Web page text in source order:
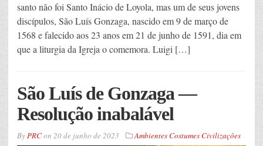
santo não foi Santo Inácio de Loyola, mas um de seus jovens
discípulos, São Luís Gonzaga, nascido em 9 de março de
1568 e falecido aos 23 anos em 21 de junho de 1591, dia em
que a liturgia da Igreja o comemora. Luigi […]
São Luís de Gonzaga —
Resolução inabalável
ByPRCon 20 de junho de 2023 Ambientes Costumes Civilizações